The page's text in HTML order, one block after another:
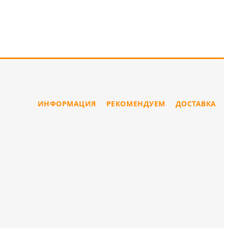
ДОСТАВКА
РЕКОМЕНДУЕМ
ИНФОРМАЦИЯ